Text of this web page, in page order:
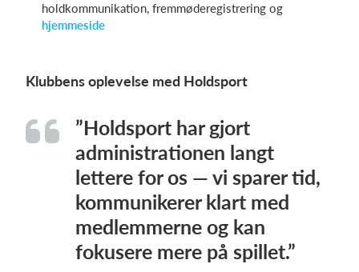
holdkommunikation, fremmøderegistrering og
hjemmeside
Klubbens oplevelse med Holdsport
”Holdsport har gjort
administrationen langt
lettere for os — vi sparer tid,
kommunikerer klart med
medlemmerne og kan
fokusere mere på spillet.”